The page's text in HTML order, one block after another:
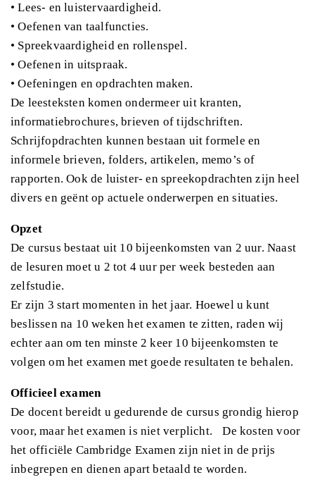
• Lees- en luistervaardigheid.
• Oefenen van taalfuncties.
• Spreekvaardigheid en rollenspel.
• Oefenen in uitspraak.
• Oefeningen en opdrachten maken.
De leesteksten komen ondermeer uit kranten,
informatiebrochures, brieven of tijdschriften.
Schrijfopdrachten kunnen bestaan uit formele en
informele brieven, folders, artikelen, memo’s of
rapporten. Ook de luister- en spreekopdrachten zijn heel
divers en geënt op actuele onderwerpen en situaties.
Opzet
De cursus bestaat uit 10 bijeenkomsten van 2 uur. Naast
de lesuren moet u 2 tot 4 uur per week besteden aan
zelfstudie.
Er zijn 3 start momenten in het jaar. Hoewel u kunt
beslissen na 10 weken het examen te zitten, raden wij
echter aan om ten minste 2 keer 10 bijeenkomsten te
volgen om het examen met goede resultaten te behalen.
Officieel examen
De docent bereidt u gedurende de cursus grondig hierop
voor, maar het examen is niet verplicht. De kosten voor
het officiële Cambridge Examen zijn niet in de prijs
inbegrepen en dienen apart betaald te worden.